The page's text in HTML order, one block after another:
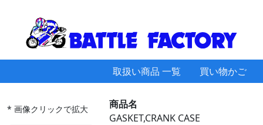
取扱い商品 一覧 買い物かご
* 画像クリックで拡大
商品名
GASKET,CRANK CASE